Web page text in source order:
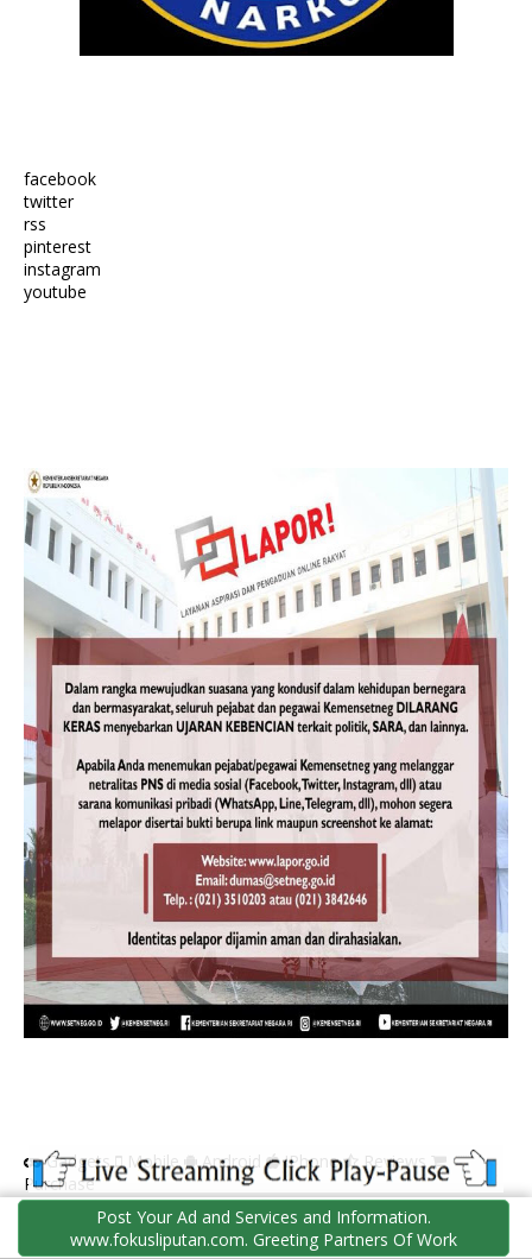
facebook
twitter
rss
pinterest
instagram
youtube
Gadgets Mobile Android IPhone
Reviews
Purchase
FORMULIR KONTAK
Post Your Ad and Services and Information.
www.fokusliputan.com. Greeting Partners Of Work